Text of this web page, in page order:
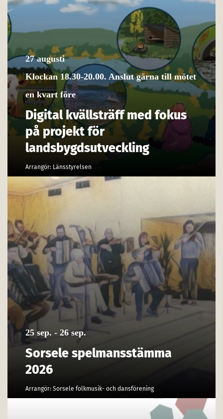
27 augusti
Klockan 18.30-20.00. Anslut gärna till mötet
en kvart före
Digital kvällsträff med fokus
på projekt för
landsbygdsutveckling
Arrangör: Länsstyrelsen
25 sep. - 26 sep.
Sorsele spelmansstämma
2026
Arrangör: Sorsele folkmusik- och dansförening